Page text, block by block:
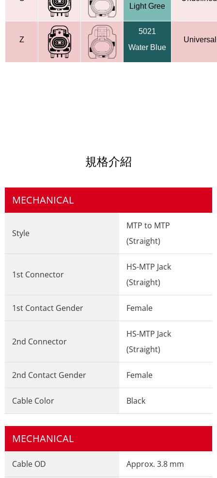
Light Gree
Z
5021
Water Blue
規格介紹
MECHANICAL
Style
MTP to MTP
(Straight)
1st Connector
HS-MTP Jack
(Straight)
1st Contact Gender Female
2nd Connector
HS-MTP Jack
(Straight)
2nd Contact Gender Female
Cable Color Black
MECHANICAL
Cable OD Approx. 3.8 mm